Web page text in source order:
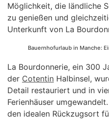
Möglichkeit, die ländliche
zu genießen und
Unterkunft von La
Bauernhofurlaub in Manche:
La Bourdonnerie, ein 300
der Cotentin Halbinsel,
Detail restauriert und in
Ferienhäuser
den idealen Rückzugsort